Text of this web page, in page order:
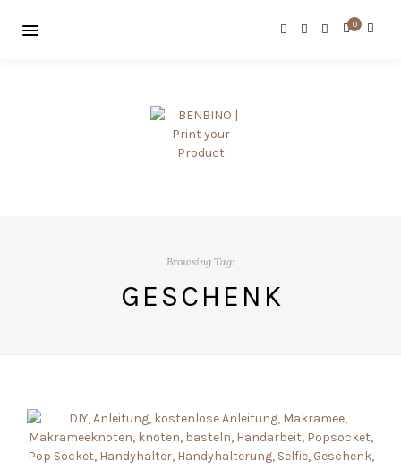
0
Browsing Tag:
GESCHENK